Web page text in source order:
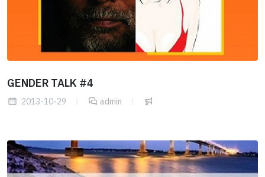
GENDER TALK #4
2013-10-29 admin